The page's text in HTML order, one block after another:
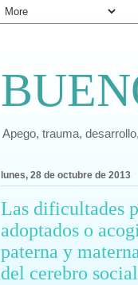
Apego, trauma,
lunes, 28 de octubre de 2013
Las dificultades
adoptados o
paterna y
del cerebro social